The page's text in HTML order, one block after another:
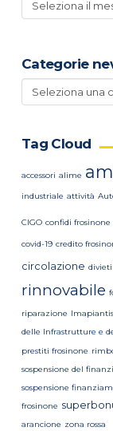
news
Categorie
Categorie
news
Tag Cloud
accessori alime
industriale attività
CIGO confidi frosinone
covid-19 credito
circolazione
rinnovabile
riparazione
delle Infrastrutture e
prestiti frosinone
sospensione del
sospensione
frosinone
arancione zona rossa